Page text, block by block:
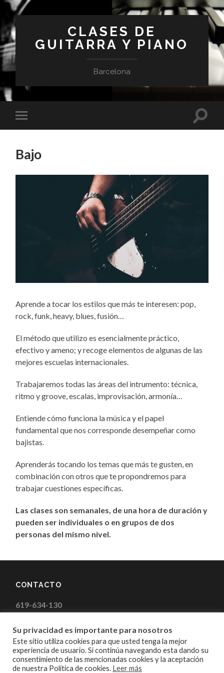
CLASES DE
GUITARRA Y PIANO
Barcelona
Alternar
el
móvil
Bajo
Aprende a tocar los estilos que más te interesen: pop,
rock, funk, heavy, blues, fusión…
El método que utilizo es esencialmente práctico,
efectivo y ameno; y recoge elementos de algunas de las
mejores escuelas internacionales.
Trabajaremos todas las áreas del intrumento: técnica,
ritmo y groove, escalas, improvisación, armonía…
Entiende cómo funciona la música y el papel
fundamental que nos corresponde desempeñar como
bajistas.
Aprenderás tocando los temas que más te gusten, en
combinación con otros que te propondremos para
trabajar cuestiones específicas.
Las clases son semanales, de una hora de duración y
pueden ser individuales o en grupos de dos
personas del mismo nivel.
CONTACTO
619-634-130
Dirección
Su privacidad es importante para nosotros
Este sitio utiliza cookies para que usted tenga la mejor
experiencia de usuario. Si continúa navegando esta dando su
consentimiento de las mencionadas cookies y la aceptación
de nuestra Política de cookies. Leer más